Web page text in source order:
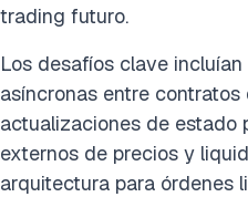
trading futuro.
Los desafíos clave
asíncronas entre contratos
actualizaciones de estado
externos de precios y
arquitectura para órdenes